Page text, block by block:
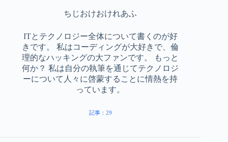
ちじおけおけれあふ
ITとテクノロジー全体について書くのが好
きです。 私はコーディングが大好きで、倫
理的なハッキングの大ファンです。 もっと
何か？ 私は自分の執筆を通じてテクノロジ
ーについて人々に啓蒙することに情熱を持
っています。
記事：29